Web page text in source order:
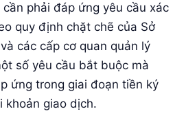
phải đáp ứng yêu cầu xác
quy định chặt chẽ của Sở
các cấp cơ quan quản lý
số yêu cầu bắt buộc mà
ứng trong giai đoạn tiền ký
khoản giao dịch.